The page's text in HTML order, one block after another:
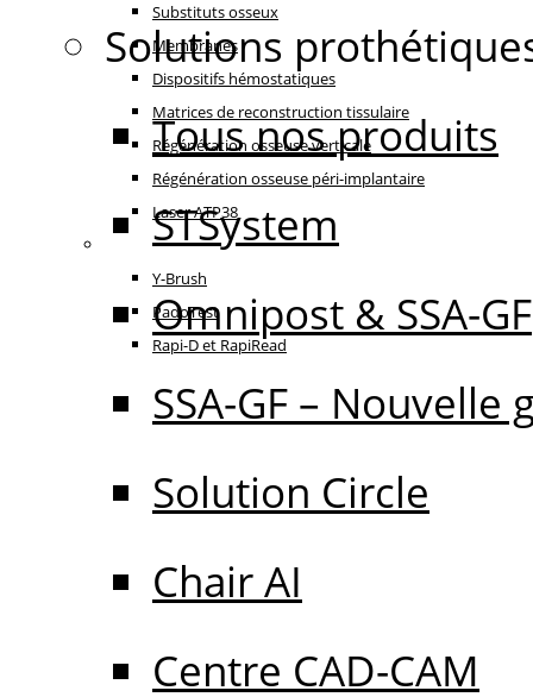
Substituts osseux
Membranes
Dispositifs hémostatiques
Matrices de reconstruction tissulaire
Régénération osseuse verticale
Régénération osseuse péri-implantaire
Laser ATP38
Oral Care
Y-Brush
PadoTest
Rapi-D et RapiRead
Solutions
Tous nos produits
STSystem
Omnipost & SSA-GF
SSA-GF – Nouvelle
Solution Circle
Chair AI
Centre CAD-CAM